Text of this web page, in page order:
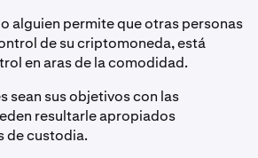
alguien permite que otras personas
de su criptomoneda, está
en aras de la comodidad.
sean sus objetivos con las
resultarle apropiados
de custodia.